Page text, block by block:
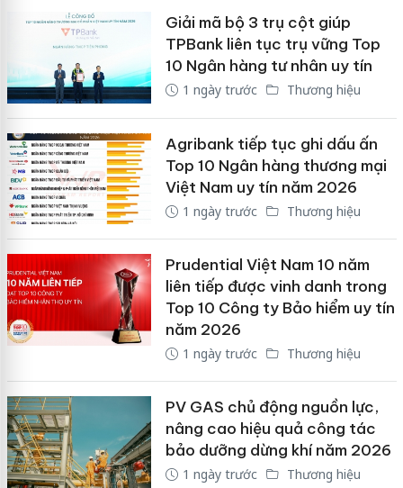
Giải mã bộ 3 trụ cột giúp
TPBank liên tục trụ vững Top
10 Ngân hàng tư nhân uy tín
1 ngày trước Thương hiệu
Agribank tiếp tục ghi dấu ấn
Top 10 Ngân hàng thương mại
Việt Nam uy tín năm 2026
1 ngày trước Thương hiệu
Prudential Việt Nam 10 năm
liên tiếp được vinh danh trong
Top 10 Công ty Bảo hiểm uy tín
năm 2026
1 ngày trước Thương hiệu
PV GAS chủ động nguồn lực,
nâng cao hiệu quả công tác
bảo dưỡng dừng khí năm 2026
1 ngày trước Thương hiệu